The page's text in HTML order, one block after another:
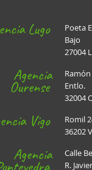
Lugo
Poeta
Bajo
27004
Agencia
Ourense
Entlo.
32004
Vigo
Romil
36202
Agencia
Calle
R.